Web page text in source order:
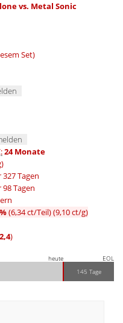
vs. Metal Sonic
Set)
24 Monate
327 Tagen
98 Tagen
(6,34 ct/Teil)(9,10 ct/g)
2,4)
heute
EOL
145 Tage